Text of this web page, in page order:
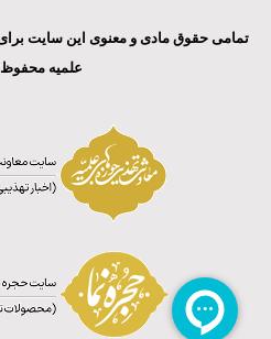
تمامی حقوق مادی و معنوی این سایت
علمیه